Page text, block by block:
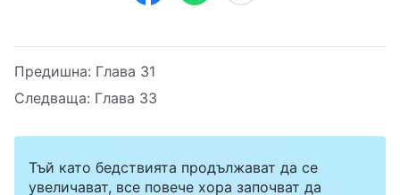
Предишна: Глава 31
Следваща: Глава 33
Тъй като бедствията продължават да се
увеличават, все повече хора започват да